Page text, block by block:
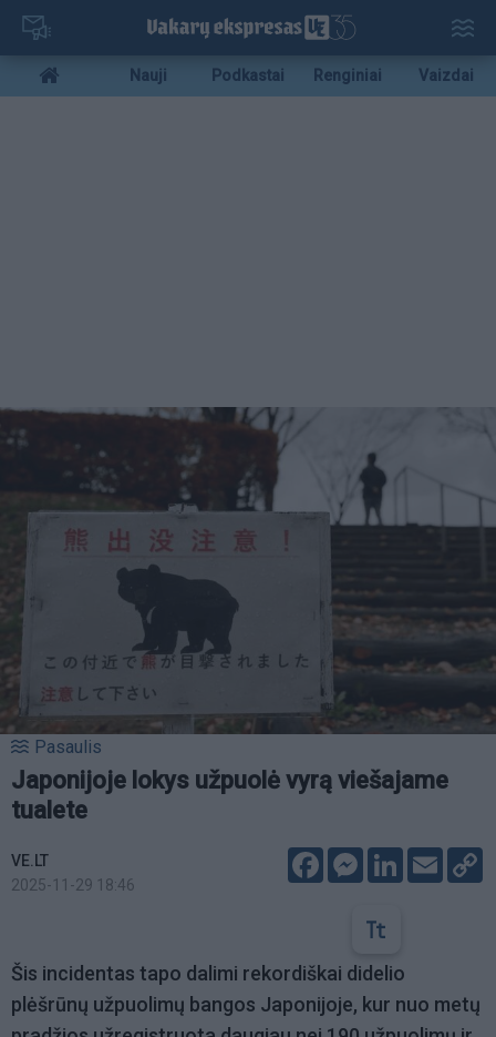
Pereiti
pagrindinį
turinį
Mobile
menu
Nauji Podkastai Renginiai Vaizdai
Pasaulis
Japonijoje lokys užpuolė vyrą viešajame
tualete
VE.LT
2025-11-29 18:46
FacebookMessenger
LinkedIn
Email
Šis incidentas tapo dalimi rekordiškai didelio
plėšrūnų užpuolimų bangos Japonijoje, kur nuo metų